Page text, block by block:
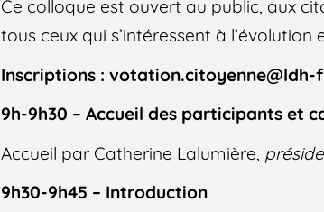
Ce colloque est ouvert au public, aux
tous ceux qui s’intéressent à
Inscriptions : votation.citoyenne@ldh-
9h-9h30 – Accueil des participants et
Accueil par Catherine Lalumière,
9h30-9h45 – Introduction